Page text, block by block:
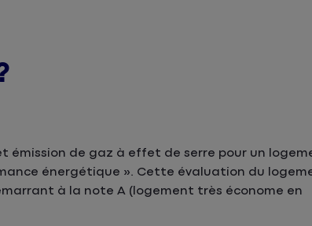
de gaz à effet de serre pour un
énergétique ». Cette évaluation du
à la note A (logement très économe en